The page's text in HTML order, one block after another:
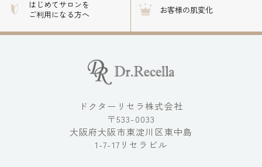
はじめてサロンを
ご利用になる方へ
お客様の肌変化
ドクターリセラ株式会社
〒533-0033
大阪府大阪市東淀川区東中島
1-7-17リセラビル